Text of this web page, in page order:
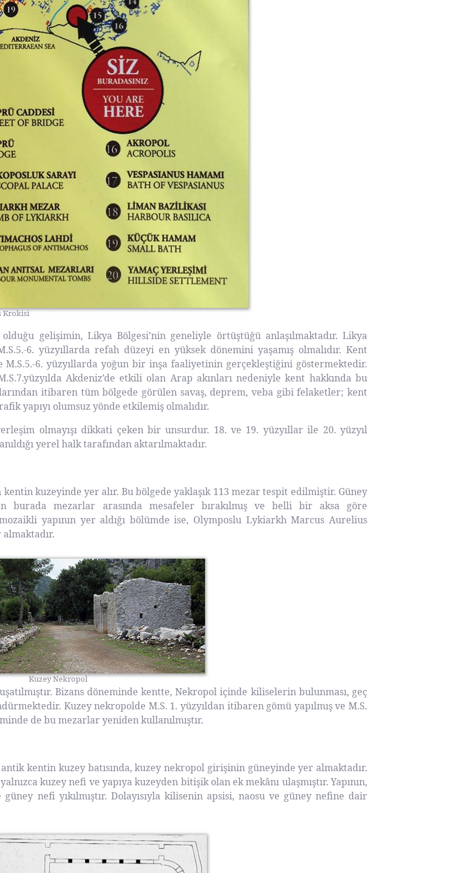
Krokisi
gelişimin, Likya Bölgesi’nin geneliyle örtüştüğü anlaşılmaktadır. Likya
6. yüzyıllarda refah düzeyi en yüksek dönemini yaşamış olmalıdır. Kent
6. yüzyıllarda yoğun bir inşa faaliyetinin gerçekleştiğini göstermektedir.
Akdeniz’de etkili olan Arap akınları nedeniyle kent hakkında bu
itibaren tüm bölgede görülen savaş, deprem, veba gibi felaketler; kent
yapıyı olumsuz yönde etkilemiş olmalıdır.
olmayışı dikkati çeken bir unsurdur. 18. ve 19. yüzyıllar ile 20. yüzyıl
yerel halk tarafından aktarılmaktadır.
kuzeyinde yer alır. Bu bölgede yaklaşık 113 mezar tespit edilmiştir. Güney
burada mezarlar arasında mesafeler bırakılmış ve belli bir aksa göre
yapının yer aldığı bölümde ise, Olymposlu Lykiarkh Marcus Aurelius
Kuzey Nekropol
Bizans döneminde kentte, Nekropol içinde kiliselerin bulunması, geç
Kuzey nekropolde M.S. 1. yüzyıldan itibaren gömü yapılmış ve M.S.
de bu mezarlar yeniden kullanılmıştır.
kentin kuzey batısında, kuzey nekropol girişinin güneyinde yer almaktadır.
kuzey nefi ve yapıya kuzeyden bitişik olan ek mekânı ulaşmıştır. Yapının,
nefi yıkılmıştır. Dolayısıyla kilisenin apsisi, naosu ve güney nefine dair